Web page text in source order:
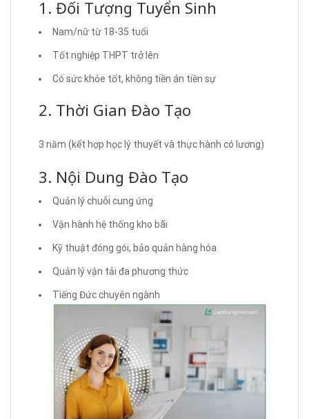
1. Đối Tượng Tuyển Sinh
Nam/nữ từ 18-35 tuổi
Tốt nghiệp THPT trở lên
Có sức khỏe tốt, không tiền án tiền sự
2. Thời Gian Đào Tạo
3 năm (kết hợp học lý thuyết và thực hành có lương)
3. Nội Dung Đào Tạo
Quản lý chuỗi cung ứng
Vận hành hệ thống kho bãi
Kỹ thuật đóng gói, bảo quản hàng hóa
Quản lý vận tải đa phương thức
Tiếng Đức chuyên ngành